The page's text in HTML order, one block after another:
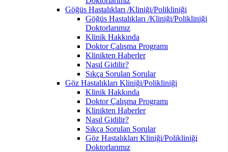
Göğüs Hastalıkları /Kliniği/Polikliniği
Göğüs Hastalıkları /Kliniği/Polikliniği
Doktorlarımız
Klinik Hakkında
Doktor Çalışma Programı
Klinikten Haberler
Nasıl Gidilir?
Sıkça Sorulan Sorular
Göz Hastalıkları Kliniği/Polikliniği
Klinik Hakkında
Doktor Çalışma Programı
Klinikten Haberler
Nasıl Gidilir?
Sıkça Sorulan Sorular
Göz Hastalıkları Kliniği/Polikliniği
Doktorlarımız